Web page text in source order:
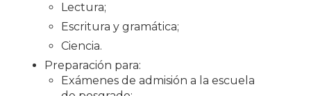
Lectura;
Escritura y gramática;
Ciencia.
Preparación para:
Exámenes de admisión a la escuela